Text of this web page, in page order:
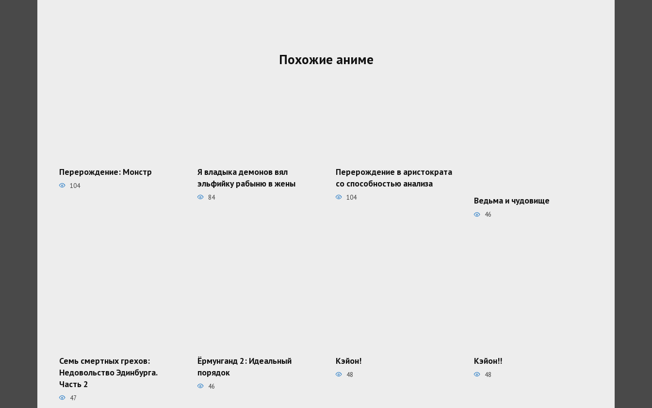
Похожие аниме
Перерождение: Монстр
104
Я владыка демонов вял
эльфийку рабыню в жены
84
Перерождение в аристократа
со способностью анализа
104 Ведьма и чудовище
46
Семь смертных грехов:
Недовольство Эдинбурга.
Часть 2
47
Ёрмунганд 2: Идеальный
порядок
46
Кэйон!
48
Кэйон!!
48